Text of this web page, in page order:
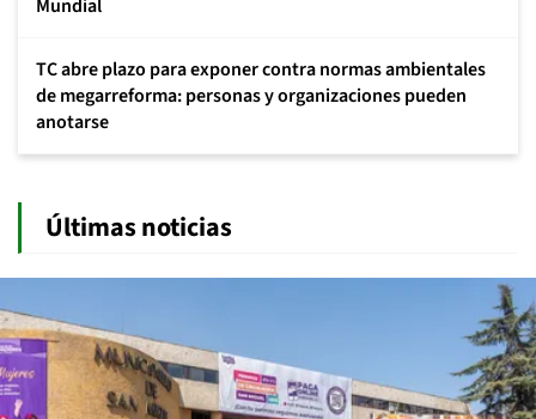
Mundial
TC abre plazo para exponer contra normas ambientales
de megarreforma: personas y organizaciones pueden
anotarse
Últimas noticias